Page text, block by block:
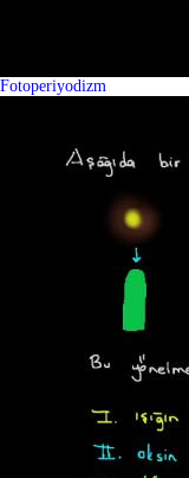
Fotoperiyodizm